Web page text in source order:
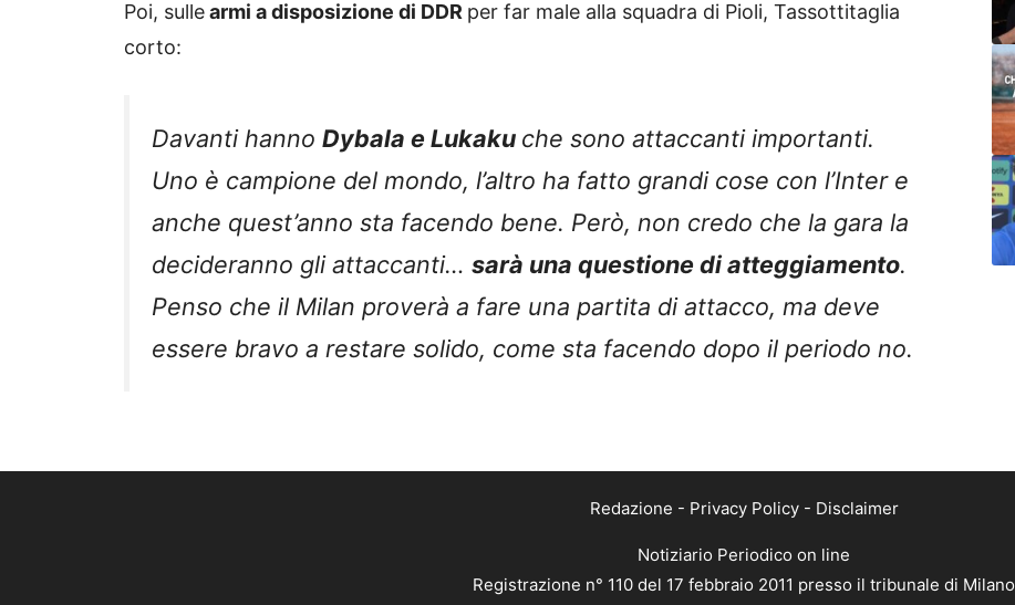
Poi, sullearmi a disposizione di DDR per far male alla squadra di Pioli, Tassottitaglia
corto:
Davanti hanno Dybala e Lukaku che sono attaccanti importanti.
Uno è campione del mondo, l’altro ha fatto grandi cose con l’Inter e
anche quest’anno sta facendo bene. Però, non credo che la gara la
decideranno gli attaccanti… sarà una questione di atteggiamento.
Penso che il Milan proverà a fare una partita di attacco, ma deve
essere bravo a restare solido, come sta facendo dopo il periodo no.
Redazione - Privacy Policy- Disclaimer
Notiziario Periodico on line
Registrazione n° 110 del 17 febbraio 2011 presso il tribunale di Milano